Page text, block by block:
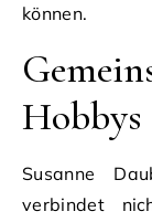
können.
Hobbys
Susanne
verbindet